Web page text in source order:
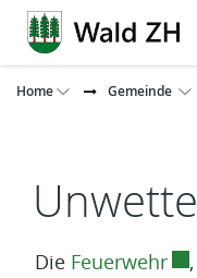
Kopfzeile
Home Gemeinde
Inhalt
Die Feuerwehr